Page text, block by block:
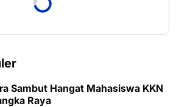
Sambut Hangat Mahasiswa KKN
Raya